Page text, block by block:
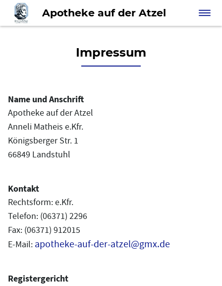
Apotheke auf der Atzel
Impressum
Name und Anschrift
Apotheke auf der Atzel
Anneli Matheis e.Kfr.
Königsberger Str. 1
66849 Landstuhl
Kontakt
Rechtsform: e.Kfr.
Telefon: (06371) 2296
Fax: (06371) 912015
E-Mail: apotheke-auf-der-atzel@gmx.de
Registergericht